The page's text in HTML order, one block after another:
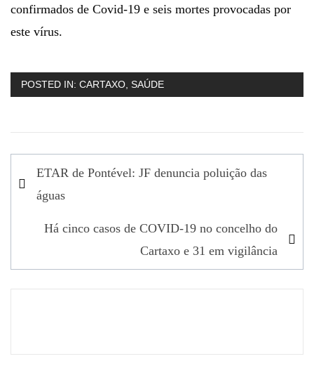
confirmados de Covid-19 e seis mortes provocadas por
este vírus.
POSTED IN: CARTAXO SAÚDE
Navegação
de
ETAR de Pontével: JF denuncia poluição das
águas
Há cinco casos de COVID-19 no concelho do
Cartaxo e 31 em vigilância